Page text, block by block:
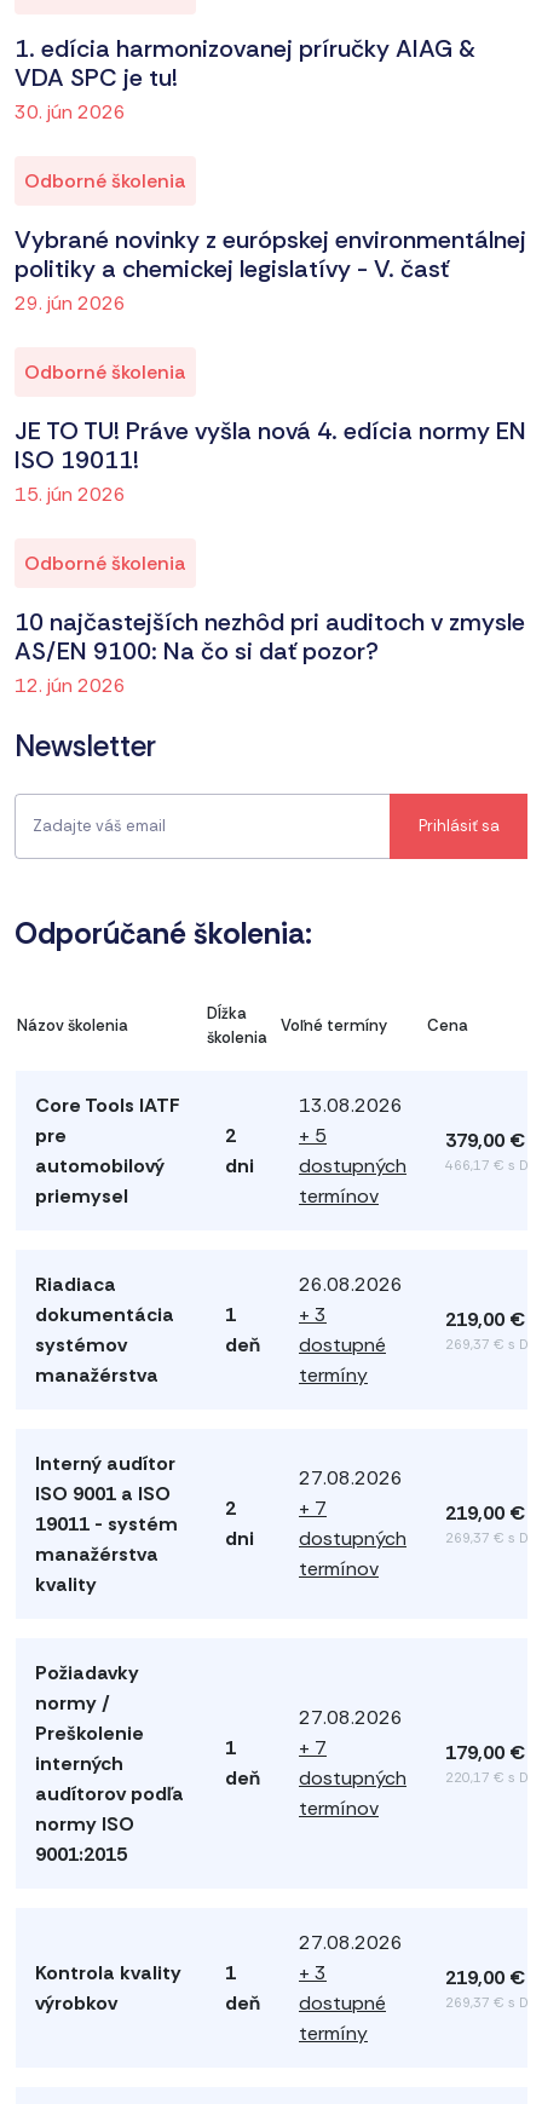
1. edícia harmonizovanej príručky AIAG &
VDA SPC je tu!
30. jún 2026
Odborné školenia
Vybrané novinky z európskej environmentálnej
politiky a chemickej legislatívy - V. časť
29. jún 2026
Odborné školenia
JE TO TU! Práve vyšla nová 4. edícia normy EN
ISO 19011!
15. jún 2026
Odborné školenia
10 najčastejších nezhôd pri auditoch v zmysle
AS/EN 9100: Na čo si dať pozor?
12. jún 2026
Newsletter
Odporúčané školenia:
Názov školenia
Dĺžka
školenia
Voľné termíny Cena
Core Tools IATF
pre
automobilový
priemysel
2
dni
13.08.2026
+ 5
dostupných
termínov
379,00 €
466,17 € s
Riadiaca
dokumentácia
systémov
manažérstva
1
deň
26.08.2026
+ 3
dostupné
termíny
219,00 €
269,37 € s
Interný audítor
ISO 9001 a ISO
19011 - systém
manažérstva
kvality
2
dni
27.08.2026
+ 7
dostupných
termínov
219,00 €
269,37 € s
Požiadavky
normy /
Preškolenie
interných
audítorov podľa
normy ISO
9001:2015
1
deň
27.08.2026
+ 7
dostupných
termínov
179,00 €
220,17 € s
Kontrola kvality
výrobkov
1
deň
27.08.2026
+ 3
dostupné
termíny
219,00 €
269,37 € s